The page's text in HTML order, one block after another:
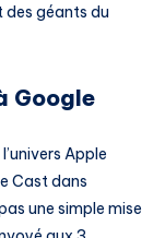
géants du
Google
Apple
Cast dans
une simple mise